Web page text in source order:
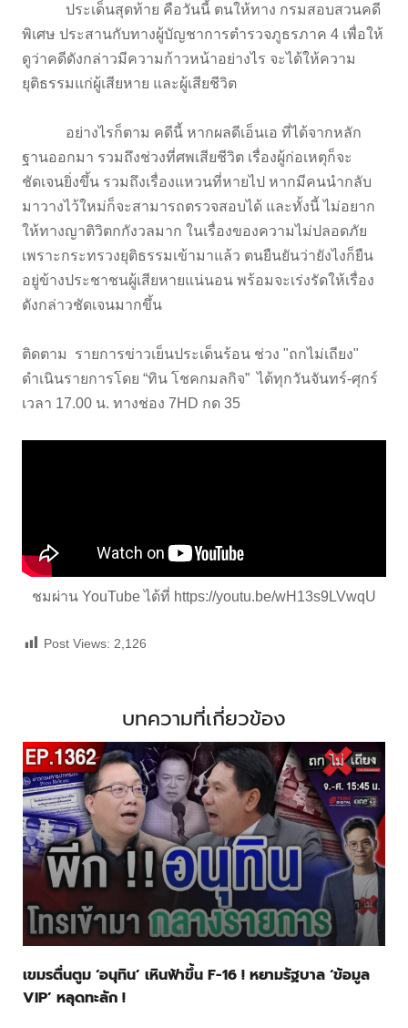
ประเด็นสุดท้าย คือวันนี้ ตนให้ทาง กรมสอบสวนคดี
พิเศษ ประสานกับทางผู้บัญชาการตำรวจภูธรภาค 4 เพื่อให้
ดูว่าคดีดังกล่าวมีความก้าวหน้าอย่างไร จะได้ให้ความ
ยุติธรรมแก่ผู้เสียหาย และผู้เสียชีวิต
อย่างไรก็ตาม คดีนี้ หากผลดีเอ็นเอ ที่ได้จากหลัก
ฐานออกมา รวมถึงช่วงที่ศพเสียชีวิต เรื่องผู้ก่อเหตุก็จะ
ชัดเจนยิ่งขึ้น รวมถึงเรื่องแหวนที่หายไป หากมีคนนำกลับ
มาวางไว้ใหม่ก็จะสามารถตรวจสอบได้ และทั้งนี้ ไม่อยาก
ให้ทางญาติวิตกกังวลมาก ในเรื่องของความไม่ปลอดภัย
เพราะกระทรวงยุติธรรมเข้ามาแล้ว ตนยืนยันว่ายังไงก็ยืน
อยู่ข้างประชาชนผู้เสียหายแน่นอน พร้อมจะเร่งรัดให้เรื่อง
ดังกล่าวชัดเจนมากขึ้น
ติดตาม รายการข่าวเย็นประเด็นร้อน ช่วง "ถกไม่เถียง"
ดำเนินรายการโดย “ทิน โชคกมลกิจ” ได้ทุกวันจันทร์-ศุกร์
เวลา 17.00 น. ทางช่อง 7HD กด 35
ชมผ่าน YouTube ได้ที่ https://youtu.be/wH13s9LVwqU
Post Views: 2,126
บทความที่เกี่ยวข้อง
เขมรตื่นตูม ‘อนุทิน’ เหินฟ้าขึ้น F-16 ! หยามรัฐบาล ‘ข้อมูล
VIP’ หลุดทะลัก !